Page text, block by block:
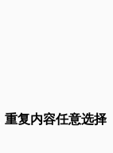
重复内容任意选择